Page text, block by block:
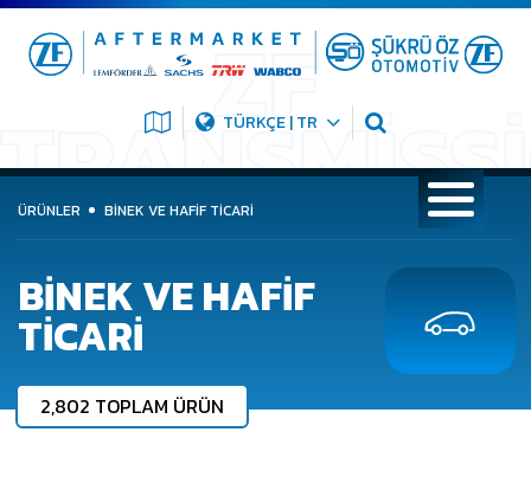
TÜRKÇE | TR
ÜRÜNLER BINEK VE HAFIF TICARI
BINEK VE HAFIF
TICARI
2,802 TOPLAM ÜRÜN